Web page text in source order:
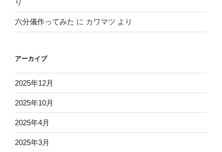
り
六分儀作ってみた に カワマツ より
アーカイブ
2025年12月
2025年10月
2025年4月
2025年3月